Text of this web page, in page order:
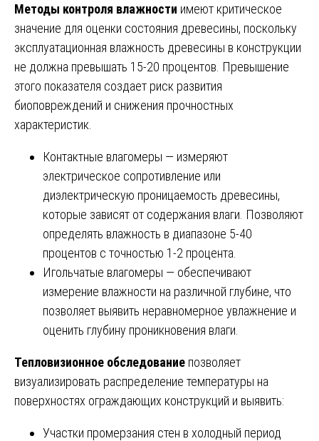
Методы контроля влажности имеют критическое
значение для оценки состояния древесины, поскольку
эксплуатационная влажность древесины в конструкции
не должна превышать 15-20 процентов. Превышение
этого показателя создает риск развития
биоповреждений и снижения прочностных
характеристик.
Контактные влагомеры — измеряют
электрическое сопротивление или
диэлектрическую проницаемость древесины,
которые зависят от содержания влаги. Позволяют
определять влажность в диапазоне 5-40
процентов с точностью 1-2 процента.
Игольчатые влагомеры — обеспечивают
измерение влажности на различной глубине, что
позволяет выявить неравномерное увлажнение и
оценить глубину проникновения влаги.
Тепловизионное обследование позволяет
визуализировать распределение температуры на
поверхностях ограждающих конструкций и выявить:
Участки промерзания стен в холодный период